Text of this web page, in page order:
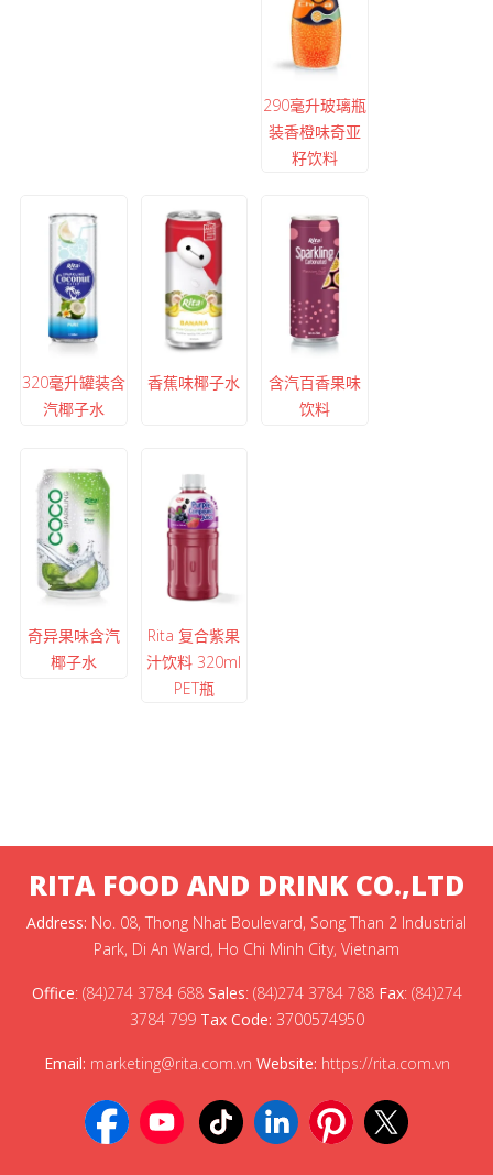
290毫升玻璃瓶
装香橙味奇亚
籽饮料
320毫升罐装含
汽椰子水
香蕉味椰子水
含汽百香果味
饮料
奇异果味含汽
椰子水
Rita 复合紫果
汁饮料 320ml
PET瓶
RITA FOOD AND DRINK CO.,LTD
Address: No. 08, Thong Nhat Boulevard, Song Than 2 Industrial
Park, Di An Ward, Ho Chi Minh City, Vietnam
Office: (84)274 3784 688 Sales: (84)274 3784 788 Fax: (84)274
3784 799 Tax Code: 3700574950
Email: marketing@rita.com.vn Website: https://rita.com.vn